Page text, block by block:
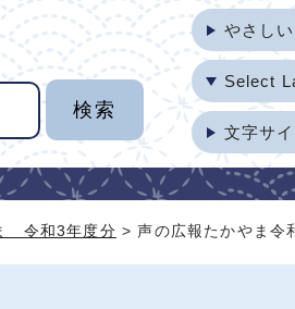
やさし
Select
文字サ
令和3年度分 > 声の広報たかやま令